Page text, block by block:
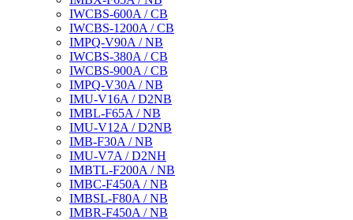
IWCBS-600A / CB
IWCBS-1200A / CB
IMPQ-V90A / NB
IWCBS-380A / CB
IWCBS-900A / CB
IMPQ-V30A / NB
IMU-V16A / D2NB
IMBL-F65A / NB
IMU-V12A / D2NB
IMB-F30A / NB
IMU-V7A / D2NH
IMBTL-F200A / NB
IMBC-F450A / NB
IMBSL-F80A / NB
IMBR-F450A / NB